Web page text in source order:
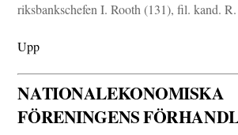
riksbankschefen I. Rooth (131), fil. kand.
Upp
NATIONALEKONOMISKA
FÖRENINGENS